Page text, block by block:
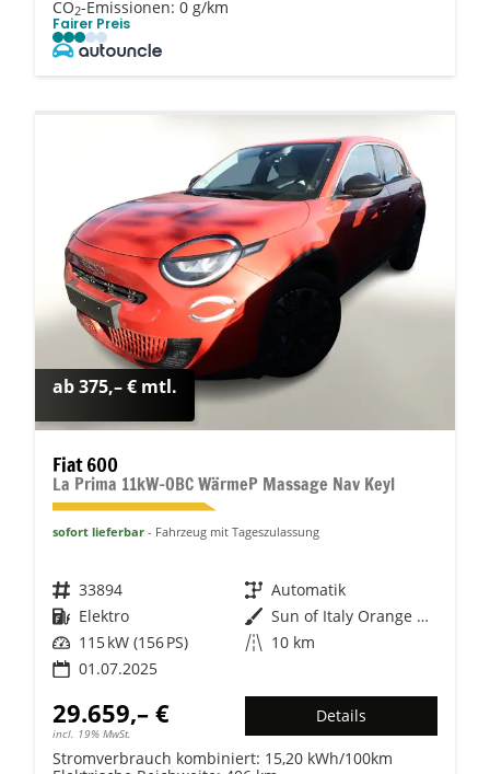
CO2-Emissionen: 0 g/km
Fairer Preis
ab 375,– € mtl.
Fiat 600
La Prima 11kW-OBC WärmeP Massage Nav Keyl
sofort lieferbar Fahrzeug mit Tageszulassung
Fahrzeugnr. 33894 Getriebe Automatik
Kraftstoff Elektro Außenfarbe
Sun of Italy Orange Metallic
Leistung 115 kW (156 PS) Kilometerstand 10 km
01.07.2025
29.659,– €
incl. 19% MwSt.
Details
Stromverbrauch kombiniert: 15,20 kWh/100km